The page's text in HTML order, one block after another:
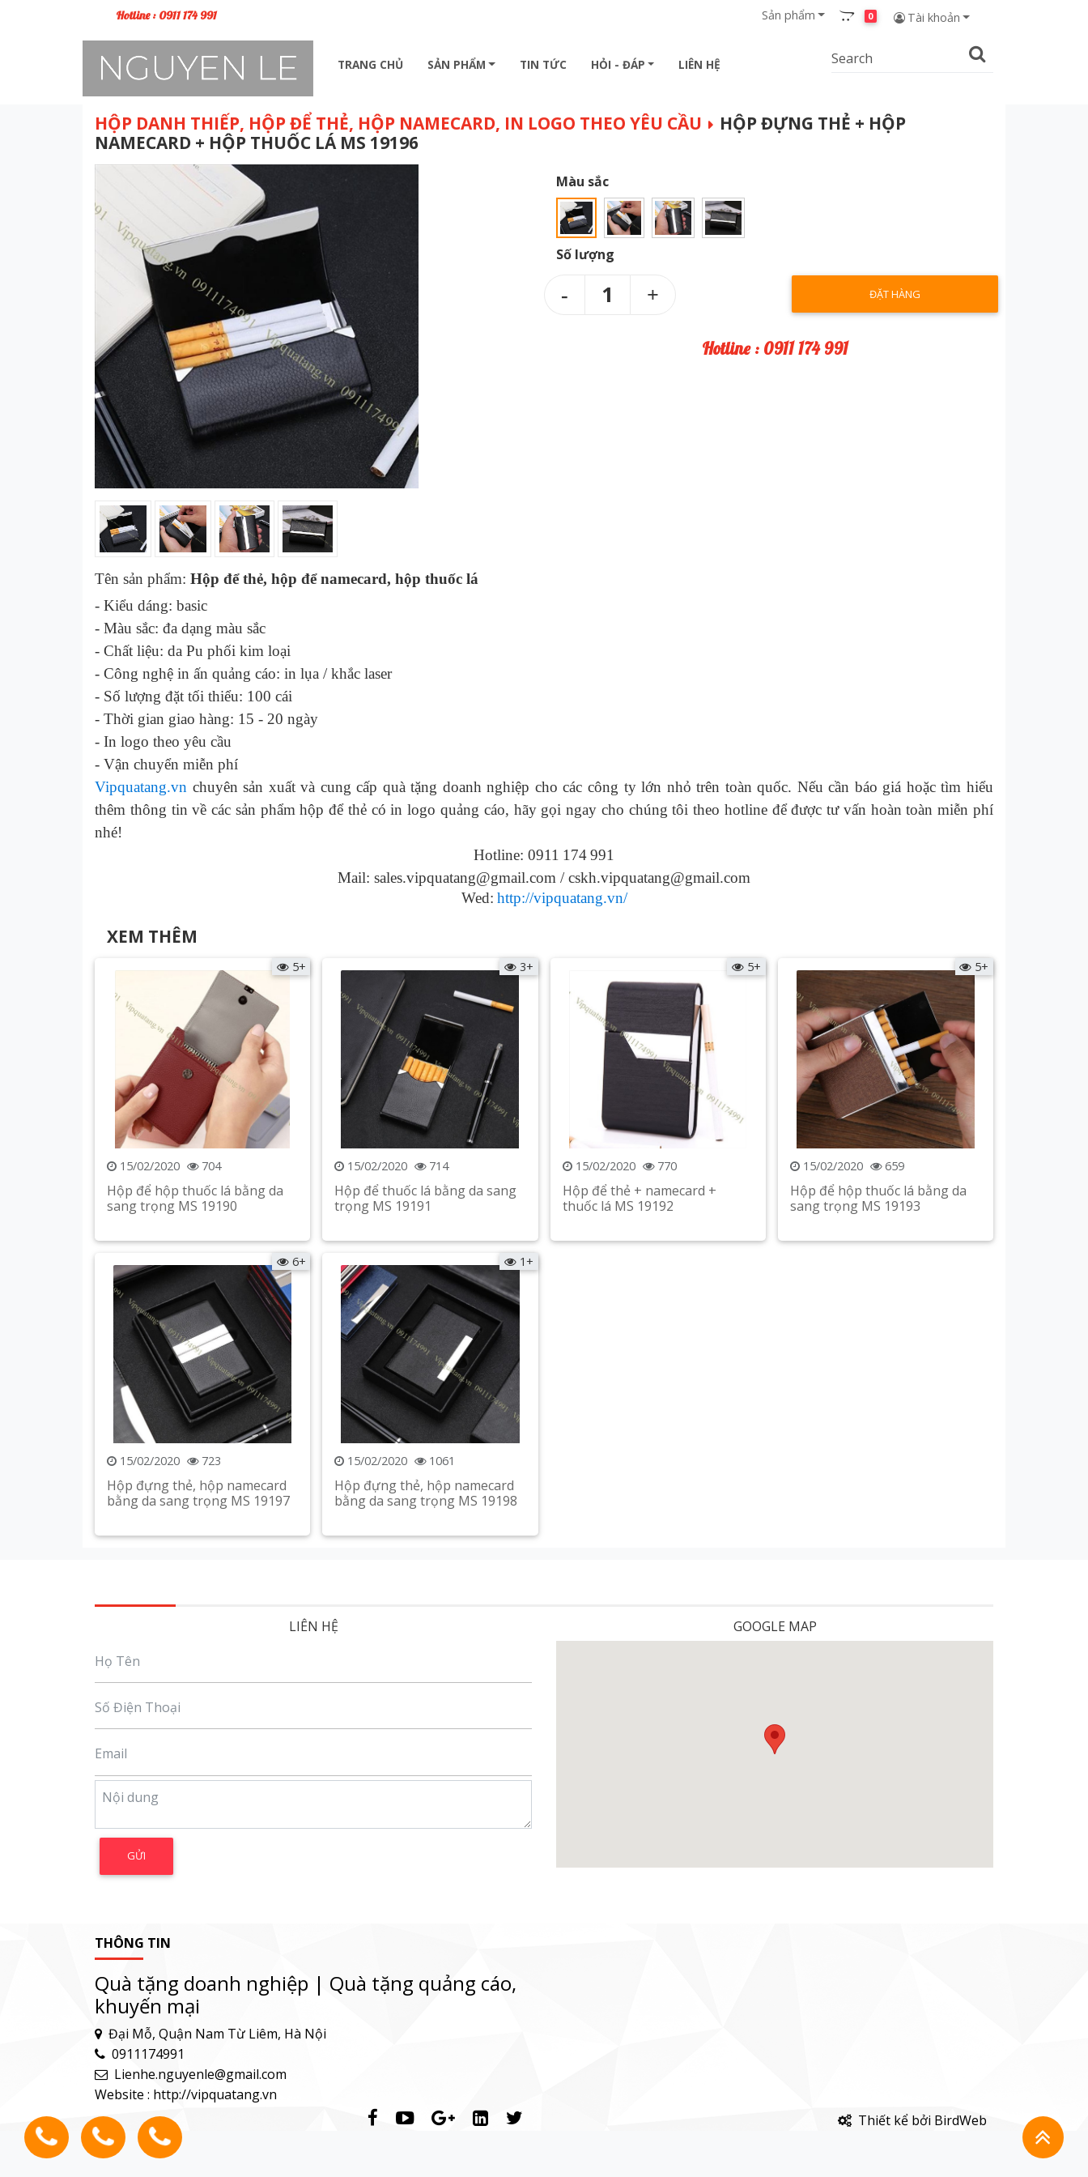
Hotline : 0911 174 991 Sản phẩm 0 Tài khoản
TRANG CHỦ SẢN PHẨM TIN TỨC HỎI - ĐÁP LIÊN HỆ
HỘP DANH THIẾP, HỘP ĐỂ THẺ, HỘP NAMECARD, IN LOGO THEO YÊU CẦU
HỘP ĐỰNG THẺ + HỘP
NAMECARD + HỘP THUỐC LÁ MS 19196
Màu sắc
Số lượng
1 ĐẶT HÀNG
Hotline : 0911 174 991
Tên sản phẩm: Hộp để thẻ, hộp để namecard, hộp thuốc lá
- Kiểu dáng: basic
- Màu sắc: đa dạng màu sắc
- Chất liệu: da Pu phối kim loại
- Công nghệ in ấn quảng cáo: in lụa / khắc laser
- Số lượng đặt tối thiểu: 100 cái
- Thời gian giao hàng: 1 5 - 20 ngày
- In logo theo yêu cầu
- Vận chuyển miễn phí
Vipquatang.vn chuyên sản xuất và cung cấp quà tặng doanh nghiệp cho các công ty lớn nhỏ trên toàn quốc. Nếu cần báo giá hoặc tìm hiểu
thêm thông tin về các sản phẩm hộp để thẻ có in logo quảng cáo, hãy gọi ngay cho chúng tôi theo hotline để được tư vấn hoàn toàn miễn phí
nhé!
Hotline: 0911 174991
Mail: sales.vipquatang@gmail.com / cskh.vipquatang@gmail.com
Wed: http://vipquatang.vn/
XEM THÊM
5+
15/02/2020 704
Hộp để hộp thuốc lá bằng da
sang trọng MS 19190
Xem chi tiết
3+
15/02/2020 714
Hộp để thuốc lá bằng da sang
trọng MS 19191
Xem chi tiết
5+
15/02/2020 770
Hộp để thẻ + namecard +
thuốc lá MS 19192
Xem chi tiết
5+
15/02/2020 659
Hộp để hộp thuốc lá bằng da
sang trọng MS 19193
Xem chi tiết
6+
15/02/2020 723
Hộp đựng thẻ, hộp namecard
bằng da sang trọng MS 19197
Xem chi tiết
1+
15/02/2020 1061
Hộp đựng thẻ, hộp namecard
bằng da sang trọng MS 19198
Xem chi tiết
LIÊN HỆ GOOGLE MAP
THÔNG TIN
Quà tặng doanh nghiệp | Quà tặng quảng cáo,
khuyến mại
Đại Mỗ, Quận Nam Từ Liêm, Hà Nội
0911174991
Lienhe.nguyenle@gmail.com
Website : http://vipquatang.vn
Thiết kể bởi BirdWeb